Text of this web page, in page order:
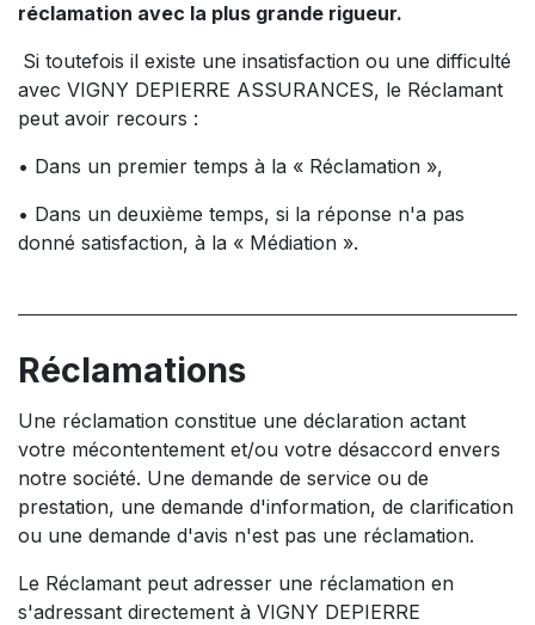
réclamation avec la plus grande rigueur.
Si toutefois il existe une insatisfaction ou une difficulté
avec VIGNY DEPIERRE ASSURANCES, le Réclamant
peut avoir recours :
• Dans un premier temps à la « Réclamation »,
• Dans un deuxième temps, si la réponse n'a pas
donné satisfaction, à la « Médiation ».
Réclamations
Une réclamation constitue une déclaration actant
votre mécontentement et/ou votre désaccord envers
notre société. Une demande de service ou de
prestation, une demande d'information, de clarification
ou une demande d'avis n'est pas une réclamation.
Le Réclamant peut adresser une réclamation en
s'adressant directement à VIGNY DEPIERRE